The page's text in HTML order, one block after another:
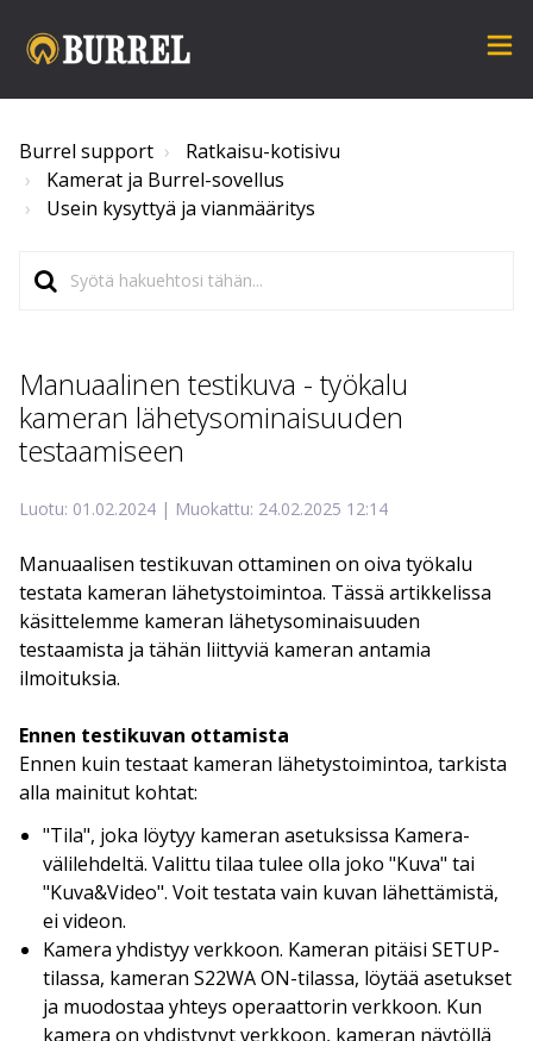
Burrel support
Ratkaisu-kotisivu
Kamerat ja Burrel-sovellus
Usein kysyttyä ja vianmääritys
Manuaalinen testikuva - työkalu
kameran lähetysominaisuuden
testaamiseen
Luotu: 01.02.2024 | Muokattu: 24.02.2025 12:14
Manuaalisen testikuvan ottaminen on oiva työkalu
testata kameran lähetystoimintoa. Tässä artikkelissa
käsittelemme kameran lähetysominaisuuden
testaamista ja tähän liittyviä kameran antamia
ilmoituksia.
Ennen testikuvan ottamista
Ennen kuin testaat kameran lähetystoimintoa, tarkista
alla mainitut kohtat:
"Tila", joka löytyy kameran asetuksissa Kamera-
välilehdeltä. Valittu tilaa tulee olla joko "Kuva" tai
"Kuva&Video". Voit testata vain kuvan lähettämistä,
ei videon.
Kamera yhdistyy verkkoon. Kameran pitäisi SETUP-
tilassa, kameran S22WA ON-tilassa, löytää asetukset
ja muodostaa yhteys operaattorin verkkoon. Kun
kamera on yhdistynyt verkkoon, kameran näytöllä